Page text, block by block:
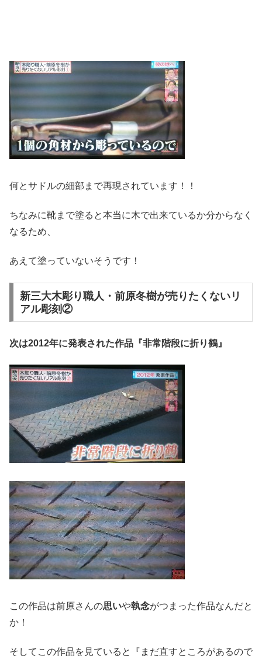
何とサドルの細部まで再現されています！！
ちなみに靴まで塗ると本当に木で出来ているか分からなく
なるため、
あえて塗っていないそうです！
新三大木彫り職人・前原冬樹が売りたくないリ
アル彫刻②
次は2012年に発表された作品『非常階段に折り鶴』
この作品は前原さんの思いや執念がつまった作品なんだと
か！
そしてこの作品を見ていると『まだ直すところがあるので